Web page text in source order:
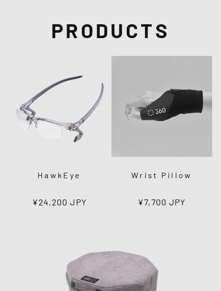
PRODUCTS
HawkEye
通
¥24,200 JPY
Wrist Pillow
通
¥7,700 JPY